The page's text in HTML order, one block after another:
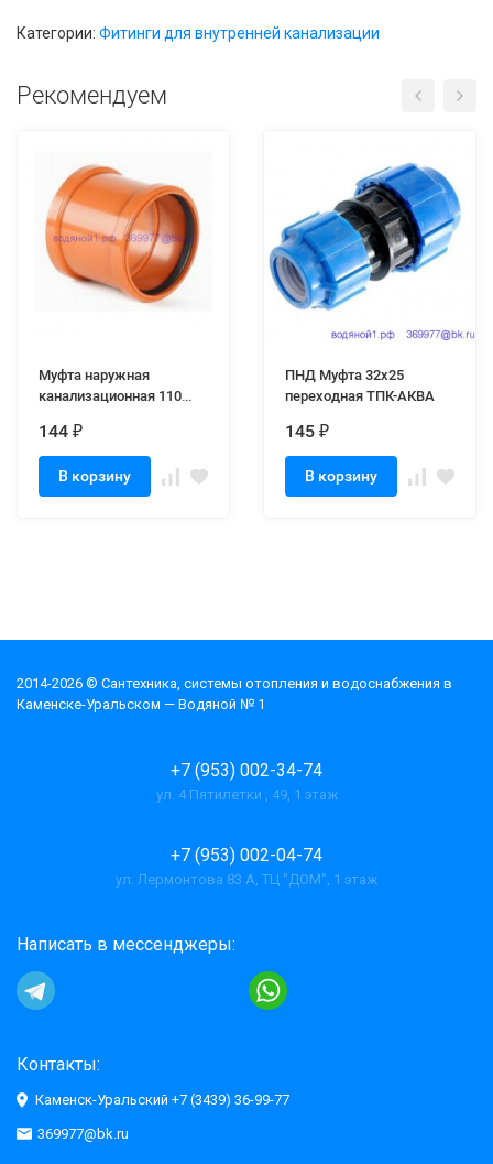
Категории: Фитинги для внутренней канализации
Рекомендуем
Муфта наружная
канализационная 110
144 ₽
В корзину
ПНД Муфта 32х25
переходная ТПК-АКВА
145 ₽
В корзину
2014-2026 © Cантехника, системы отопления и водоснабжения в
Каменске-Уральском — Водяной № 1
+7 (953) 002-34-74
ул. 4 Пятилетки , 49, 1 этаж
+7 (953) 002-04-74
ул. Лермонтова 83 А, ТЦ "ДОМ", 1 этаж
Написать в мессенджеры:
Контакты:
Каменск-Уральский +7 (3439) 36-99-77
369977@bk.ru